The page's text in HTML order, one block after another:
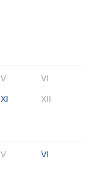
V VI
XI XII
V VI